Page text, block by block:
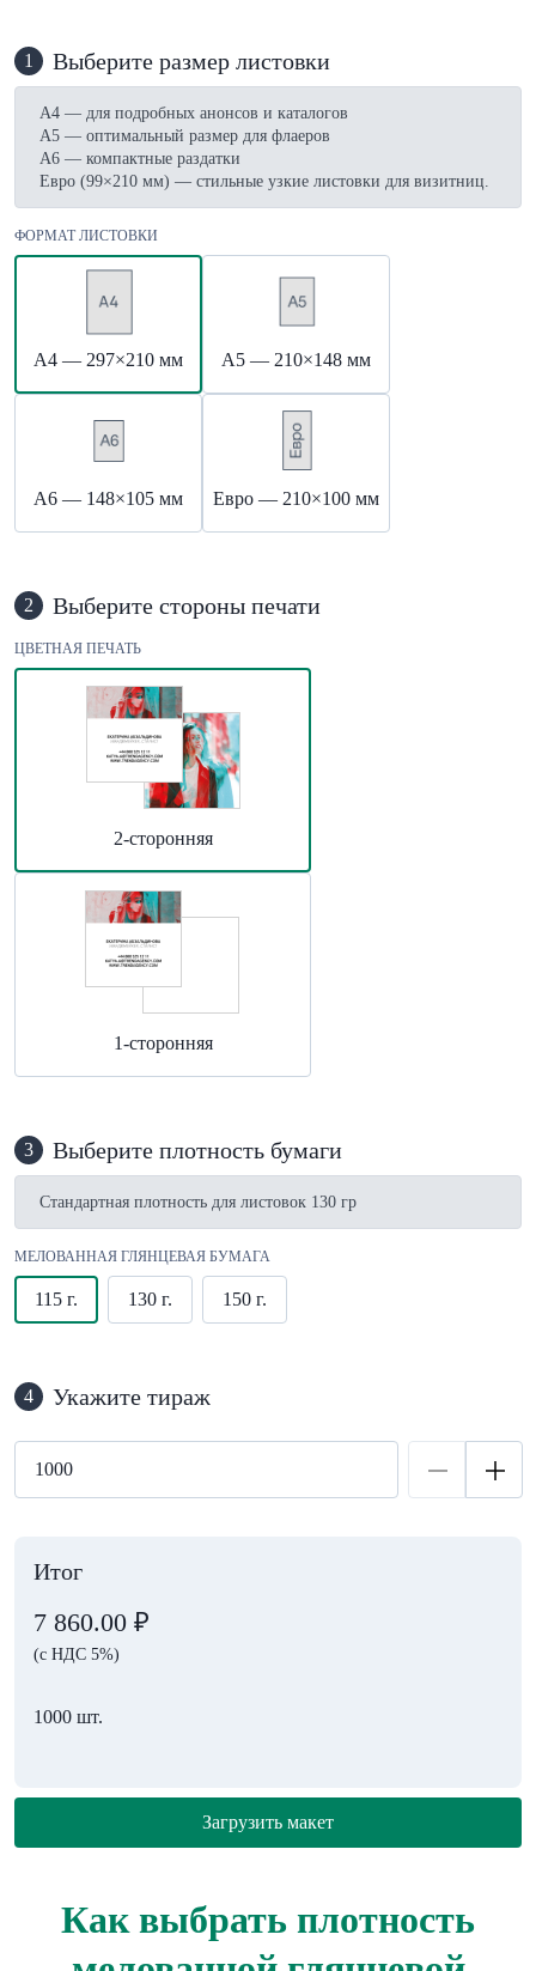
1 Выберите размер листовки
А4 — для подробных анонсов и каталогов
А5 — оптимальный размер для флаеров
А6 — компактные раздатки
Евро (99×210 мм) — стильные узкие листовки для визитниц.
ФОРМАТ ЛИСТОВКИ
А4 — 297×210 мм А5 — 210×148 мм
А6 — 148×105 мм Евро — 210×100 мм
2 Выберите стороны печати
ЦВЕТНАЯ ПЕЧАТЬ
2-сторонняя
1-сторонняя
3 Выберите плотность бумаги
Стандартная плотность для листовок 130 гр
МЕЛОВАННАЯ ГЛЯНЦЕВАЯ БУМАГА
115 г. 130 г. 150 г.
4 Укажите тираж
Итог
7 860.00 ₽
(с НДС 5%)
1000 шт.
Загрузить макет
Как выбрать плотность